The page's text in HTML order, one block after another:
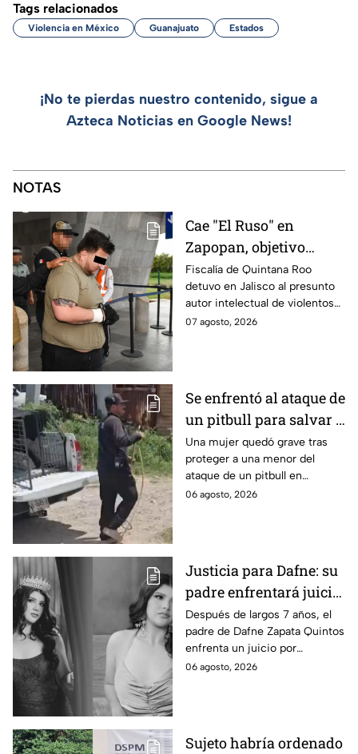
Tags relacionados
Violencia en México Guanajuato Estados
¡No te pierdas nuestro contenido, sigue a
Azteca Noticias en Google News!
NOTAS
Cae "El Ruso" en
Zapopan, objetivo
prioritario en Playa del
Carmen
Fiscalía de Quintana Roo
detuvo en Jalisco al presunto
autor intelectual de violentos
ataques en fraccionamientos
07 agosto, 2026
Se enfrentó al ataque de
un pitbull para salvar a
una menor; hoy lucha
por su vida en Zapopan
Una mujer quedó grave tras
proteger a una menor del
ataque de un pitbull en
Zapopan; la víctima sufrió
06 agosto, 2026
Justicia para Dafne: su
padre enfrentará juicio
por presunto abuso
cometido en 2019 en
Tamaulipas
Después de largos 7 años, el
padre de Dafne Zapata Quintos
enfrenta un juicio por
presuntamente abusar de la
06 agosto, 2026
Sujeto habría ordenado